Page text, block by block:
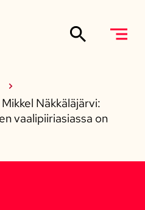
Näkkäläjärvi:
vaalipiiriasiassa on